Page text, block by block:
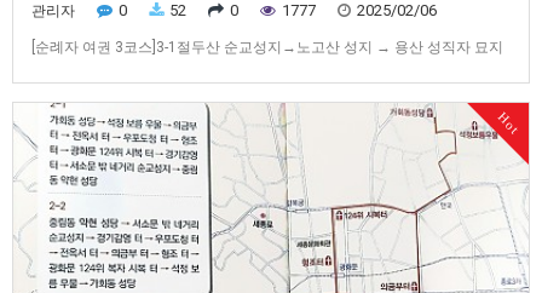
관리자 0 52 0 1777 2025/02/06
[순례자 여권 3코스]3-1절두산 순교성지→노고산 성지 → 용산 성직자 묘지
터→ 새남터 순교성지→왜고개 성지→당고개순교성지→용산 예수성심 신
학교→용산 성직자 묘지→노고산 성지 절두산[서울 제3코스 안내] GPX …
Hot